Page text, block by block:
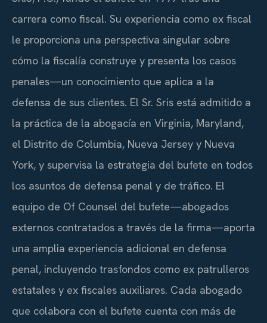
carrera como fiscal. Su experiencia como ex fiscal
le proporciona una perspectiva singular sobre
cómo la fiscalía construye y presenta los casos
penales—un conocimiento que aplica a la
defensa de sus clientes. El Sr. Sris está admitido a
la práctica de la abogacía en Virginia, Maryland,
el Distrito de Columbia, Nueva Jersey y Nueva
York, y supervisa la estrategia del bufete en todos
los asuntos de defensa penal y de tráfico. El
equipo de Of Counsel del bufete—abogados
externos contratados a través de la firma—aporta
una amplia experiencia adicional en defensa
penal, incluyendo trasfondos como ex patrulleros
estatales y ex fiscales auxiliares. Cada abogado
que colabora con el bufete cuenta con más de